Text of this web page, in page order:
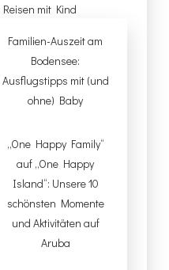
Reisen mit Kind
Familien-Auszeit am
Bodensee:
Ausflugstipps mit (und
ohne) Baby
„One Happy Family“
auf „One Happy
Island“: Unsere 10
schönsten Momente
und Aktivitäten auf
Aruba